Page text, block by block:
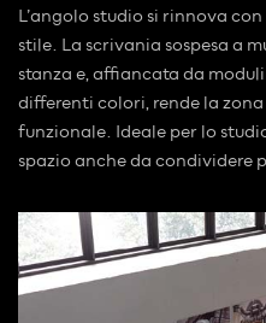
L’angolo studio si rinnova
stile. La scrivania sospesa a
stanza e, affiancata da
differenti colori, rende la
funzionale. Ideale per lo
spazio anche da condividere